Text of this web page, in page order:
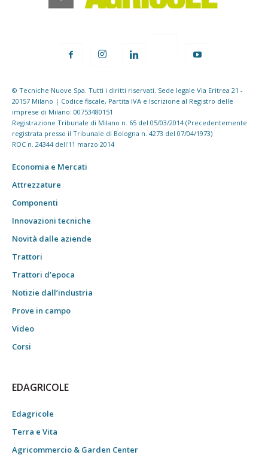
© Tecniche Nuove Spa. Tutti i diritti riservati. Sede legale Via Eritrea 21 -
20157 Milano | Codice fiscale, Partita IVA e Iscrizione al Registro delle
imprese di Milano: 00753480151
Registrazione Tribunale di Milano n. 65 del 05/03/2014 (Precedentemente
registrata presso il Tribunale di Bologna n. 4273 del 07/04/1973)
ROC n. 24344 dell'11 marzo 2014
Economia e Mercati
Attrezzature
Componenti
Innovazioni tecniche
Novità dalle aziende
Trattori
Trattori d’epoca
Notizie dall’industria
Prove in campo
Video
Corsi
EDAGRICOLE
Edagricole
Terra e Vita
Agricommercio & Garden Center